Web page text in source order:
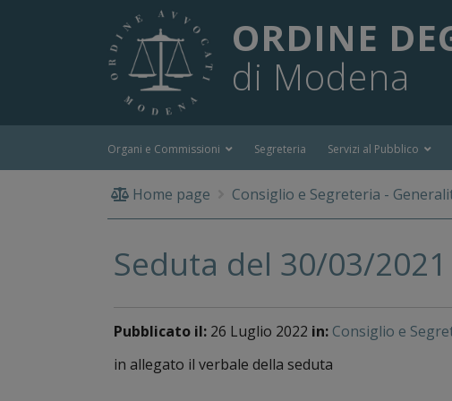
ORDINE
di Modena
Organi e Commissioni Segreteria Servizi al Pubblico
Home page Consiglio e Segreteria -
Seduta del 30/03/2021
Pubblicato il: 26 Luglio 2022 in: Consiglio e
in allegato il verbale della seduta